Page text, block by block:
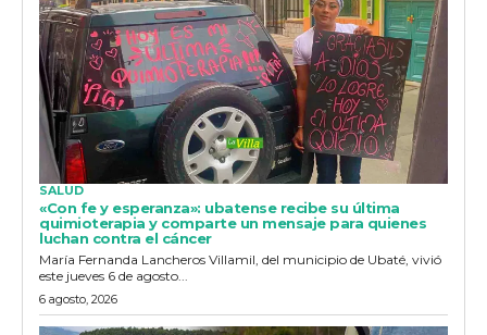
SALUD
«Con fe y esperanza»: ubatense recibe su última
quimioterapia y comparte un mensaje para quienes
luchan contra el cáncer
María Fernanda Lancheros Villamil, del municipio de Ubaté, vivió
este jueves 6 de agosto...
6 agosto, 2026